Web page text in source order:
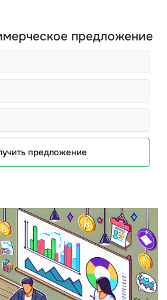
предложение
предложение